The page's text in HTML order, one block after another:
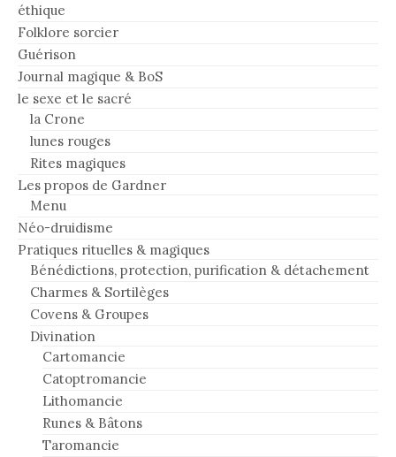
éthique
Folklore sorcier
Guérison
Journal magique & BoS
le sexe et le sacré
la Crone
lunes rouges
Rites magiques
Les propos de Gardner
Menu
Néo-druidisme
Pratiques rituelles & magiques
Bénédictions, protection, purification & détachement
Charmes & Sortilèges
Covens & Groupes
Divination
Cartomancie
Catoptromancie
Lithomancie
Runes & Bâtons
Taromancie